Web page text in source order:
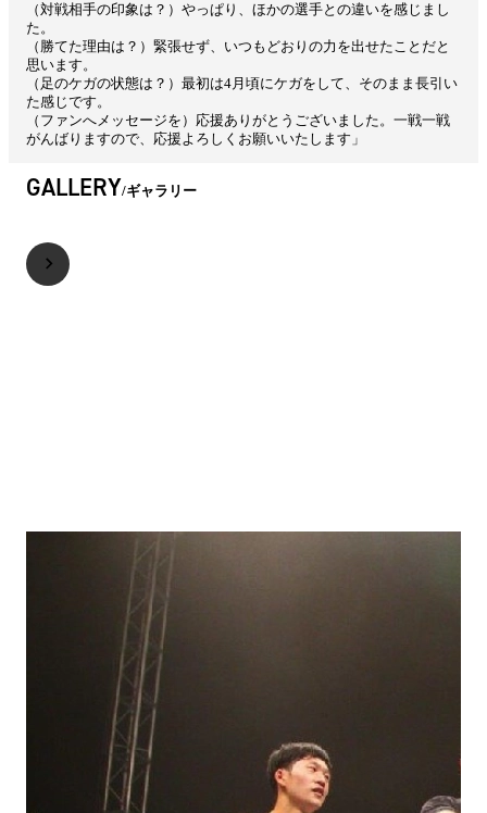
（対戦相手の印象は？）やっぱり、ほかの選手との違いを感じまし
た。
（勝てた理由は？）緊張せず、いつもどおりの力を出せたことだと
思います。
（足のケガの状態は？）最初は4月頃にケガをして、そのまま長引い
た感じです。
（ファンへメッセージを）応援ありがとうございました。一戦一戦
がんばりますので、応援よろしくお願いいたします」
GALLERY ギャラリー